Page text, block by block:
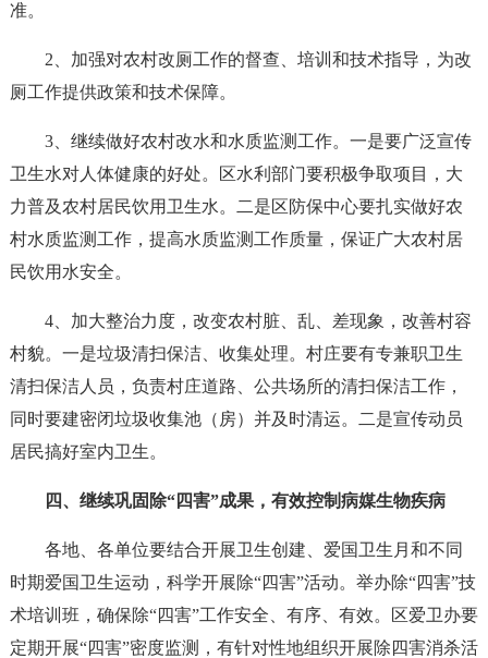
准。
2、加强对农村改厕工作的督查、培训和技术指导，为改
厕工作提供政策和技术保障。
3、继续做好农村改水和水质监测工作。一是要广泛宣传
卫生水对人体健康的好处。区水利部门要积极争取项目，大
力普及农村居民饮用卫生水。二是区防保中心要扎实做好农
村水质监测工作，提高水质监测工作质量，保证广大农村居
民饮用水安全。
4、加大整治力度，改变农村脏、乱、差现象，改善村容
村貌。一是垃圾清扫保洁、收集处理。村庄要有专兼职卫生
清扫保洁人员，负责村庄道路、公共场所的清扫保洁工作，
同时要建密闭垃圾收集池（房）并及时清运。二是宣传动员
居民搞好室内卫生。
四、继续巩固除“四害”成果，有效控制病媒生物疾病
各地、各单位要结合开展卫生创建、爱国卫生月和不同
时期爱国卫生运动，科学开展除“四害”活动。举办除“四害”技
术培训班，确保除“四害”工作安全、有序、有效。区爱卫办要
定期开展“四害”密度监测，有针对性地组织开展除四害消杀活